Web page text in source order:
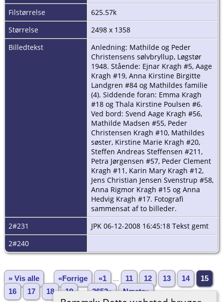
Filstørrelse
625.57k
Størrelse
2498 x 1358
Billedtekst
Anledning: Mathilde og Peder
Christensens sølvbryllup, Løgstør
1948. Stående: Ejnar Kragh #5, Aage
Kragh #19, Anna Kirstine Birgitte
Landgren #84 og Mathildes familie
(4). Siddende foran: Emma Kragh
#18 og Thala Kirstine Poulsen #6.
Ved bord: Svend Aage Kragh #56,
Mathilde Madsen #55, Peder
Christensen Kragh #10, Mathildes
søster, Kirstine Marie Kragh #20,
Steffen Andreas Steffensen #211,
Petra Jørgensen #57, Peder Clement
Kragh #11, Karin Mary Kragh #12,
Jens Christian Jensen Svenstrup #58,
Anna Rigmor Kragh #15 og Anna
Hedvig Kragh #17. Fotografi
sammensat af to billeder.
2#231
JPK 06-12-2008 16:45:18 Tekst gemt
2#240
» Vis alle «Forrige «1 11 12 13 14
15
16
17 18 19 ... 2652» Næste»